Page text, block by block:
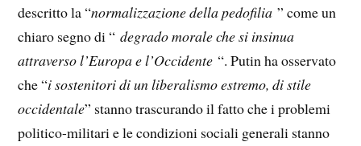
descritto la “normalizzazione della pedofilia ” come un
chiaro segno di “ degrado morale che si insinua
attraverso l’Europa e l’Occidente “. Putin ha osservato
che “i sostenitori di un liberalismo estremo, di stile
occidentale” stanno trascurando il fatto che i problemi
politico-militari e le condizioni sociali generali stanno